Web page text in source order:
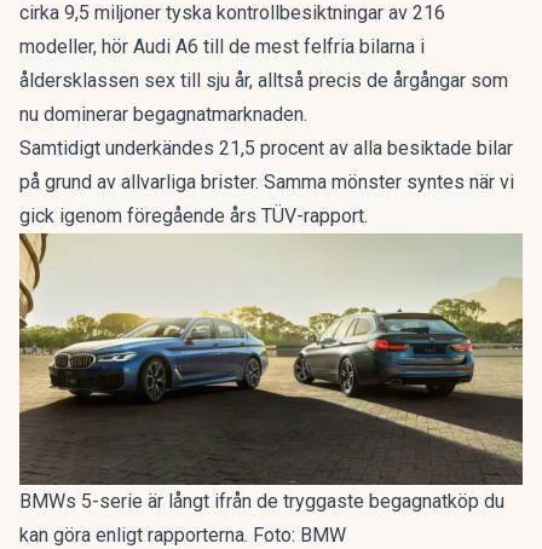
cirka 9,5 miljoner tyska kontrollbesiktningar av 216
modeller, hör Audi A6 till de mest felfria bilarna i
åldersklassen sex till sju år, alltså precis de årgångar som
nu dominerar begagnatmarknaden.
Samtidigt underkändes 21,5 procent av alla besiktade bilar
på grund av allvarliga brister. Samma mönster syntes när vi
gick igenom föregående års TÜV-rapport.
BMWs 5-serie är långt ifrån de tryggaste begagnatköp du
kan göra enligt rapporterna. Foto: BMW